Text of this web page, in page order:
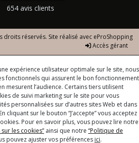
654 avis clients
droits réservés. Site réalisé avec eProShopping
Accès gérant
expérience utilisateur optimale sur le site, nous
fonctionnels qui assurent le bon fonctionnement
mesurent l’audience. Certains tiers utilisent
de suivi marketing sur le site pour vous
personnalisées sur d’autres sites Web et dans
cliquant sur le bouton “J’accepte” vous acceptez
Pour en savoir plus, vous pouvez lire notre
les cookies” ainsi que notre “Politique de
pouvez ajuster vos préférences ici.